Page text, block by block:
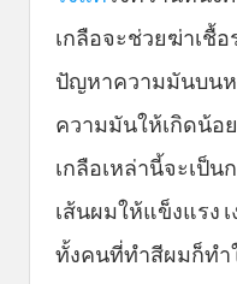
เกลือจะช่วยฆ่าเชื้
ปัญหาความมันบนห
ความมันให้เกิดน้อ
เกลือเหล่านี้จะเป็
เส้นผมให้แข็งแรง
ทั้งคนที่ทำสีผมก็ทำ